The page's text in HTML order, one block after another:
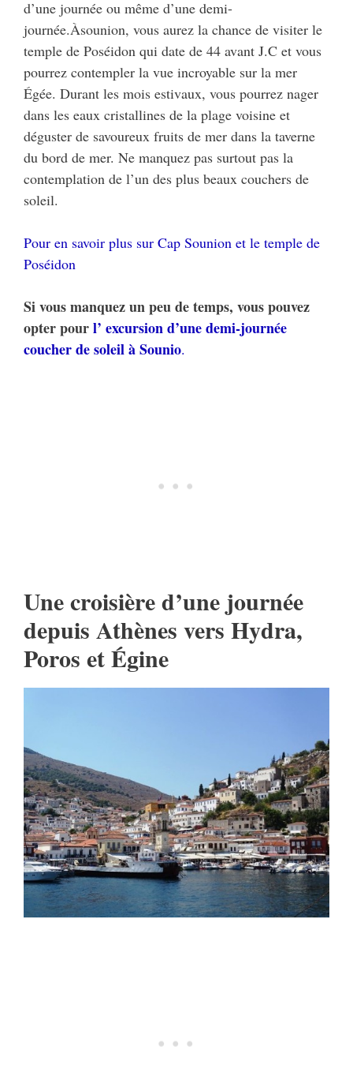
d’une journée ou même d’une demi-
journée.Àsounion, vous aurez la chance de visiter le
temple de Poséidon qui date de 44 avant J.C et vous
pourrez contempler la vue incroyable sur la mer
Égée. Durant les mois estivaux, vous pourrez nager
dans les eaux cristallines de la plage voisine et
déguster de savoureux fruits de mer dans la taverne
du bord de mer. Ne manquez pas surtout pas la
contemplation de l’un des plus beaux couchers de
soleil.
Pour en savoir plus sur Cap Sounion et le temple de
Poséidon
Si vous manquez un peu de temps, vous pouvez
opter pourl’ excursion d’une demi-journée
coucher de soleil à Sounio.
Une croisière d’une journée
depuis Athènes vers Hydra,
Poros et Égine